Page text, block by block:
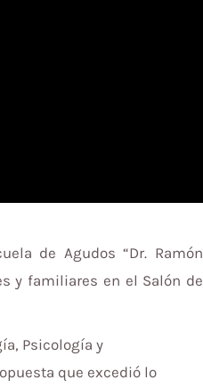
de Agudos “Dr. Ramón
y familiares en el Salón de
Psicología y
que excedió lo